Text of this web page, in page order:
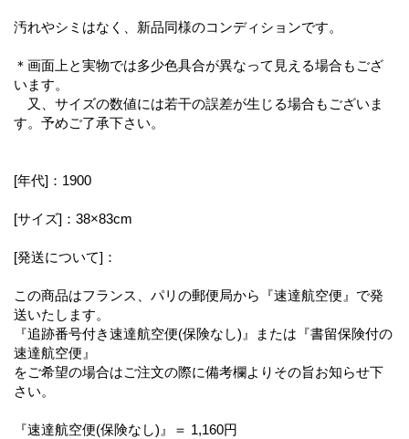
汚れやシミはなく、新品同様のコンディションです。
＊画面上と実物では多少色具合が異なって見える場合もござ
います。
又、サイズの数値には若干の誤差が生じる場合もございま
す。予めご了承下さい。
[年代]：1900
[サイズ]：38×83cm
[発送について]：
この商品はフランス、パリの郵便局から『速達航空便』で発
送いたします。
『追跡番号付き速達航空便(保険なし)』または『書留保険付の
速達航空便』
をご希望の場合はご注文の際に備考欄よりその旨お知らせ下
さい。
『速達航空便(保険なし)』＝ 1,160円